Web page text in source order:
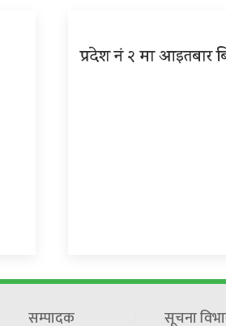
प्रदेश नं २ मा आइतबार
सम्पादक सूचना